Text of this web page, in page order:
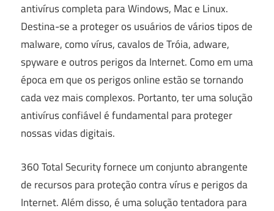
antivírus completa para Windows, Mac e Linux.
Destina-se a proteger os usuários de vários tipos de
malware, como vírus, cavalos de Tróia, adware,
spyware e outros perigos da Internet. Como em uma
época em que os perigos online estão se tornando
cada vez mais complexos. Portanto, ter uma solução
antivírus confiável é fundamental para proteger
nossas vidas digitais.
360 Total Security fornece um conjunto abrangente
de recursos para proteção contra vírus e perigos da
Internet. Além disso, é uma solução tentadora para